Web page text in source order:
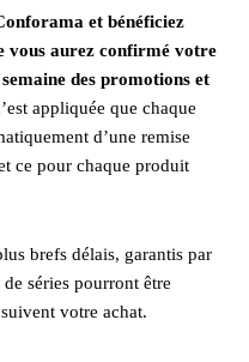
et bénéficiez
vous aurez confirmé votre
des promotions et
appliquée que chaque
d’une remise
ce pour chaque produit
brefs délais, garantis par
séries pourront être
votre achat.